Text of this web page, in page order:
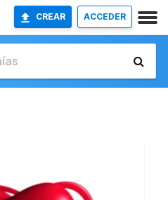
CREAR ACCEDER